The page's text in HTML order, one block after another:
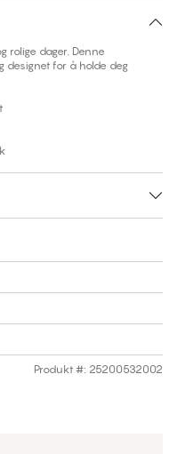
rolige dager. Denne
designet for å holde deg
Produkt #: 25200532002